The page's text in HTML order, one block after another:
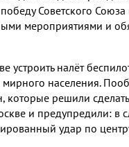
Советского
мероприятиями и
налёт
населения.
которые решили
и предупредили: в
удар по